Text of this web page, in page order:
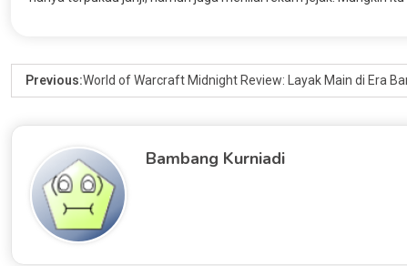
Previous:World of Warcraft Midnight Review: Layak Main di Era
Bambang Kurniadi